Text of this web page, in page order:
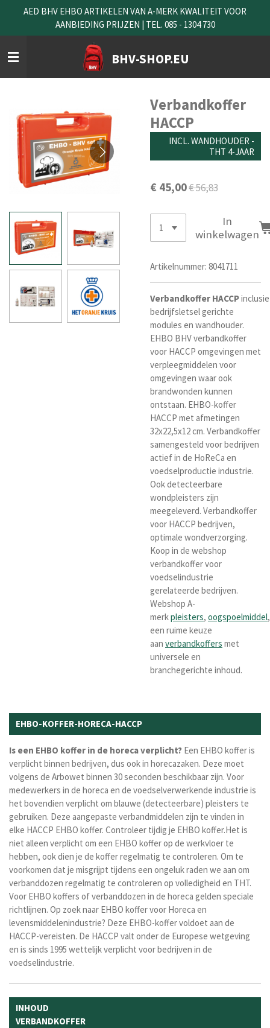
naar
de
hoofdinhoud
BHV-SHOP.EU
AED BHV EHBO ARTIKELEN VAN A-MERK KWALITEIT VOOR
AANBIEDING PRIJZEN | TEL. 085 - 1304 730
Verbandkoffer
HACCP
INCL. WANDHOUDER -
THT 4-JAAR
€ 45,00€ 56,83
In
winkelwagen
Artikelnummer: 8041711
Verbandkoffer HACCP
bedrijfsletsel gerichte
modules en wandhouder.
EHBO BHV verbandkoffer
voor HACCP omgevingen met
verpleegmiddelen voor
omgevingen waar ook
brandwonden kunnen
ontstaan. EHBO-koffer
HACCP met afmetingen
32x22,5x12 cm. Verbandkoffer
samengesteld voor bedrijven
actief in de HoReCa en
voedselproductie industrie.
Ook detecteerbare
wondpleisters zijn
meegeleverd. Verbandkoffer
voor HACCP bedrijven,
optimale wondverzorging.
Koop in de webshop
verbandkoffer voor
voedselindustrie
gerelateerde bedrijven.
Webshop A-
merkpleisters, oogspoelmiddel
een ruime keuze
aan verbandkoffers met
universele en
branchegerichte inhoud.
EHBO-KOFFER-HORECA-HACCP
Is een EHBO koffer in de horeca verplicht? Een EHBO koffer is
verplicht binnen bedrijven, dus ook in horecazaken. Deze moet
volgens de Arbowet binnen 30 seconden beschikbaar zijn. Voor
medewerkers in de horeca en de voedselverwerkende industrie is
het bovendien verplicht om blauwe (detecteerbare) pleisters te
gebruiken. Deze aangepaste verbandmiddelen zijn te vinden in
elke HACCP EHBO koffer. Controleer tijdig je EHBO koffer.Het is
niet alleen verplicht om een EHBO koffer op de werkvloer te
hebben, ook dien je de koffer regelmatig te controleren. Om te
voorkomen dat je misgrijpt tijdens een ongeluk raden we aan om
verbanddozen regelmatig te controleren op volledigheid en THT.
Voor EHBO koffers of verbanddozen in de horeca gelden speciale
richtlijnen. Op zoek naar EHBO koffer voor Horeca en
levensmiddelenindustrie? Deze EHBO-koffer voldoet aan de
HACCP-vereisten. De HACCP valt onder de Europese wetgeving
en is sinds 1995 wettelijk verplicht voor bedrijven in de
voedselindustrie.
INHOUD
VERBANDKOFFER